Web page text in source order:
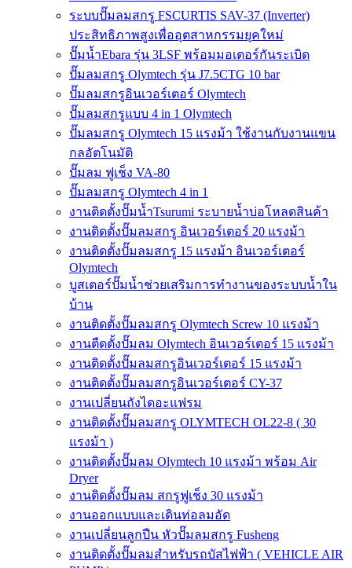
ระบบปั๊มลมสกรู FSCURTIS SAV-37 (Inverter)
ประสิทธิภาพสูงเพื่ออุตสาหกรรมยุคใหม่
ปั๊มน้ำEbara รุ่น 3LSF พร้อมมอเตอร์กันระเบิด
ปั๊มลมสกรู Olymtech รุ่น J7.5CTG 10 bar
ปั๊มลมสกรูอินเวอร์เตอร์ Olymtech
ปั๊มลมสกรูแบบ 4 in 1 Olymtech
ปั๊มลมสกรู Olymtech 15 แรงม้า ใช้งานกับงานแขน
กลอัตโนมัติ
ปั๊มลม ฟูเช็ง VA-80
ปั๊มลมสกรู Olymtech 4 in 1
งานติดตั้งปั๊มน้ำTsurumi ระบายน้ำบ่อโหลดสินค้า
งานติดตั้งปั๊มลมสกรู อินเวอร์เตอร์ 20 แรงม้า
งานติดตั้งปั๊มลมสกรู 15 แรงม้า อินเวอร์เตอร์
Olymtech
บูสเตอร์ปั๊มน้ำช่วยเสริมการทำงานของระบบน้ำใน
บ้าน
งานติดตั้งปั๊มลมสกรู Olymtech Screw 10 แรงม้า
งานตืดตั้งปั๊มลม Olymtech อินเวอร์เตอร์ 15 แรงม้า
งานติดตั้งปั๊มลมสกรูอินเวอร์เตอร์ 15 แรงม้า
งานติดตั้งปั๊มลมสกรูอินเวอร์เตอร์ CY-37
งานเปลี่ยนถังไดอะแฟรม
งานติดตั้งปั๊มลมสกรู OLYMTECH OL22-8 ( 30
แรงม้า )
งานติดตั้งปั๊มลม Olymtech 10 แรงม้า พร้อม Air
Dryer
งานติดตั้งปั๊มลม สกรูฟูเช็ง 30 แรงม้า
งานออกแบบและเดินท่อลมอัด
งานเปลี่ยนลูกปืน หัวปั๊มลมสกรู Fusheng
งานติดตั้งปั๊มลมสำหรับรถบัสไฟฟ้า ( VEHICLE AIR